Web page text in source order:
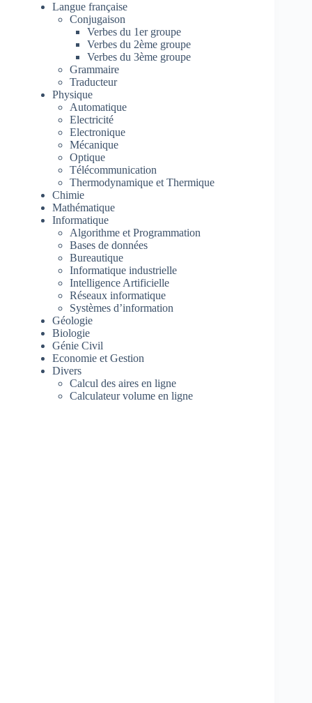
Langue française
Conjugaison
Verbes du 1er groupe
Verbes du 2ème groupe
Verbes du 3ème groupe
Grammaire
Traducteur
Physique
Automatique
Electricité
Electronique
Mécanique
Optique
Télécommunication
Thermodynamique et Thermique
Chimie
Mathématique
Informatique
Algorithme et Programmation
Bases de données
Bureautique
Informatique industrielle
Intelligence Artificielle
Réseaux informatique
Systèmes d’information
Géologie
Biologie
Génie Civil
Economie et Gestion
Divers
Calcul des aires en ligne
Calculateur volume en ligne